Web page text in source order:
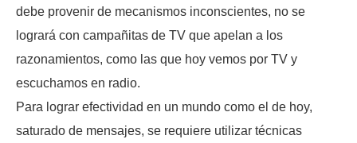
debe provenir de mecanismos inconscientes, no se
logrará con campañitas de TV que apelan a los
razonamientos, como las que hoy vemos por TV y
escuchamos en radio.
Para lograr efectividad en un mundo como el de hoy,
saturado de mensajes, se requiere utilizar técnicas